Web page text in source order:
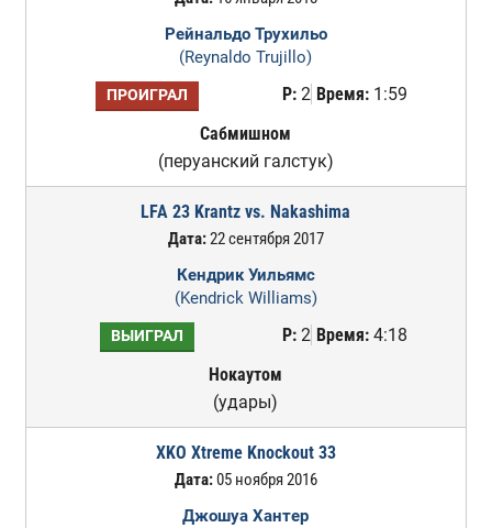
Рейнальдо Трухильо
(Reynaldo Trujillo)
ПРОИГРАЛ Р:2 Время:1:59
Сабмишном
(перуанский галстук)
LFA 23 Krantz vs. Nakashima
Дата:22 сентября 2017
Кендрик Уильямс
(Kendrick Williams)
ВЫИГРАЛ Р:2 Время:4:18
Нокаутом
(удары)
XKO Xtreme Knockout 33
Дата:05 ноября 2016
Джошуа Хантер